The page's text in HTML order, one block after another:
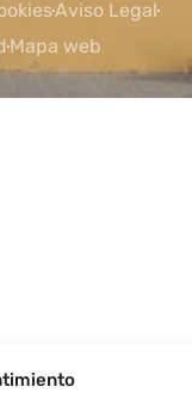
Aviso Legal
Mapa web